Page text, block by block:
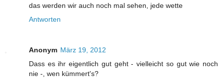
das werden wir auch noch mal sehen, jede wette
Antworten
Anonym März 19, 2012
Dass es ihr eigentlich gut geht - vielleicht so gut wie noch
nie -, wen kümmert's?